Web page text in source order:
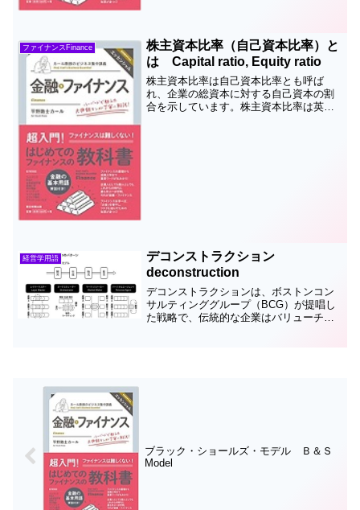
ファイナンスFinance
株主資本比率（自己資本比率）と
は Capital ratio, Equity ratio
株主資本比率は自己資本比率とも呼ば
れ、企業の総資本に対する自己資本の割
合を示しています。株主資本比率は英語
経営学用語
デコンストラクション
deconstruction
デコンストラクションは、ボストンコン
サルティンググループ（BCG）が提唱し
た戦略で、伝統的な企業はバリューチェ
ブラック・ショールズ・モデル Ｂ＆Ｓ
Model